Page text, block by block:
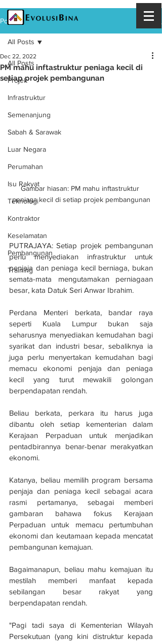
Post
All Posts
Projek
Infrastruktur
Semenanjung
Sabah & Sarawak
Luar Negara
Perumahan
Isu Rakyat
Teknologi
Kontraktor
Keselamatan
Pembangunan
Training
All Posts
PM mahu inftastruktur peniaga kecil di
setiap projek pembangunan
Dec 22, 2022
Gambar hiasan: PM mahu inftastruktur
peniaga kecil di setiap projek pembangunan
PUTRAJAYA: Setiap projek pembangunan
perlu menyediakan infrastruktur untuk
penjaja dan peniaga kecil berniaga, bukan
semata-mata mengutamakan perniagaan
besar, kata Datuk Seri Anwar Ibrahim.
Perdana Menteri berkata, bandar raya
seperti Kuala Lumpur bukan saja
seharusnya menyediakan kemudahan bagi
syarikat dan industri besar, sebaliknya ia
juga perlu menyertakan kemudahan bagi
memacu ekonomi penjaja dan peniaga
kecil yang turut mewakili golongan
berpendapatan rendah.
Beliau berkata, perkara itu harus juga
dibantu oleh setiap kementerian dalam
Kerajaan Perpaduan untuk menjadikan
pentadbirannya benar-benar merakyatkan
ekonomi.
Katanya, beliau memilih program bersama
penjaja dan peniaga kecil sebagai acara
rasmi pertamanya, sebagai memberi
gambaran bahawa fokus Kerajaan
Perpaduan untuk memacu pertumbuhan
ekonomi dan keutamaan kepada mencatat
pembangunan kemajuan.
Bagaimanapun, beliau mahu kemajuan itu
mestilah memberi manfaat kepada
sebilangan besar rakyat yang
berpendapatan rendah.
"Pagi tadi saya di Kementerian Wilayah
Persekutuan (yang kini distruktur kepada